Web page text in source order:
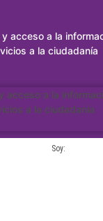
acceso a la
a la ciudadanía
acceso a la
a la ciudadanía
Soy: